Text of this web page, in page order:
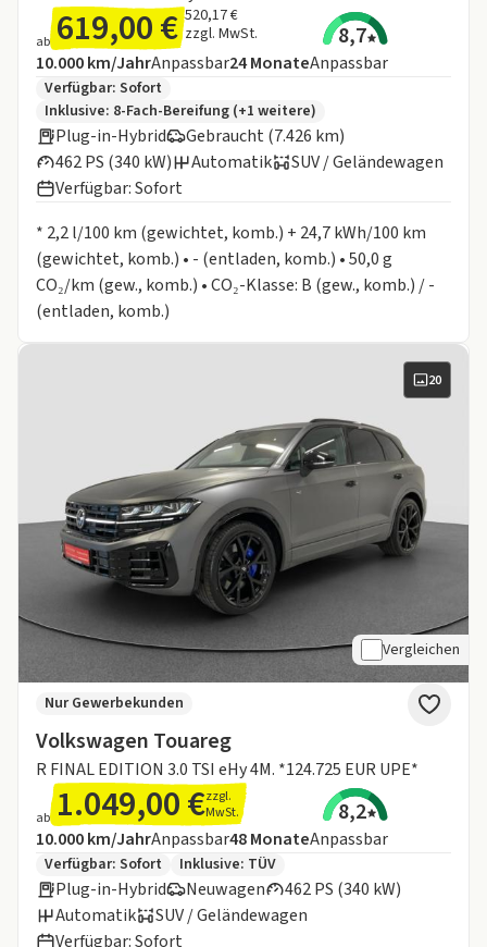
ab 619,00 € 520,17 €
zzgl. MwSt.
8,7
Angebotsdetails:
Inklusive Laufleistung
10.000 km/JahrAnpassbarLaufzeit
24MonateAnpassbar
Zusätzliche Fahrzeuginformationen:
Verfügbar: Sofort
Inklusive: 8-Fach-Bereifung (+1 weitere)
Plug-in-Hybrid
Gebraucht (7.426 km)
462 PS (340 kW)
Automatik
SUV / Geländewagen
Verfügbar: Sofort
* 2,2 l/100 km (gewichtet, komb.) + 24,7 kWh/100 km
(gewichtet, komb.) • - (entladen, komb.) • 50,0 g
CO₂/km (gew., komb.) • CO₂-Klasse: B (gew., komb.) / -
(entladen, komb.)
20
Vergleichen
Volkswagen Touareg
R FINAL EDITION 3.0 TSI eHy 4M. *124.725 EUR UPE*
Nur Gewerbekunden
ab 1.049,00 €zzgl.
MwSt.
8,2
Angebotsdetails:
Inklusive Laufleistung
10.000 km/JahrAnpassbarLaufzeit
48MonateAnpassbar
Zusätzliche Fahrzeuginformationen:
Verfügbar: Sofort Inklusive: TÜV
Plug-in-Hybrid Neuwagen
462 PS (340 kW)
Automatik
SUV / Geländewagen
Verfügbar: Sofort